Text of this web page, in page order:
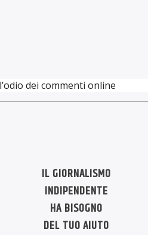
dei commenti online
IL GIORNALISMO
INDIPENDENTE
HA BISOGNO
DEL TUO AIUTO